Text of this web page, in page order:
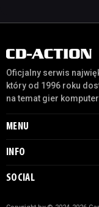
Oficjalny serwis
który od 1996 roku
na temat gier
MENU
INFO
SOCIAL